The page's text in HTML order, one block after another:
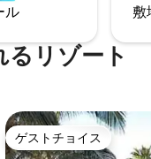
ル 敷
リゾート
ゲストチョイス
ゲストチョイス